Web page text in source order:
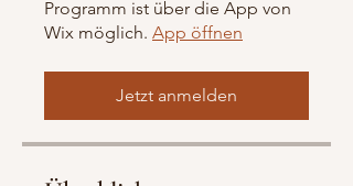
Programm ist über die App von
Wix möglich. App öffnen
Jetzt anmelden